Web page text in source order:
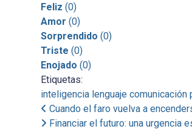
Feliz (0)
Amor (0)
Sorprendido (0)
Triste (0)
Enojado (0)
Etiquetas:
inteligencia lenguaje comunicación
Cuando el faro vuelva a
Financiar el futuro: una urgencia